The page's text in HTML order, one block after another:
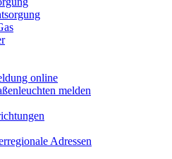
online
melden
Adressen